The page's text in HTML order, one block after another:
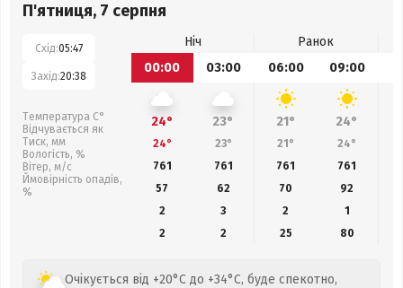
П'ятниця, 7 серпня
Схід:05:47
Захід:20:38
Температура С°
Відчувається як
Тиск, мм
Вологість, %
Вітер, м/с
Ймовірність опадів,
%
Ніч
Ранок
00:00
03:00 06:00 09:00
24° 23° 21° 24°
24° 23° 21° 24°
761
761 761 761
57
62 70 92
2
3 2
1
2
2 25 80
Очікується від +20°C до +34°C, буде спекотно,